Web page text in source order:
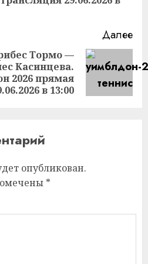
Далее
Тормо —
Касинцева.
2026 прямая
в 13:00
опубликован.
*